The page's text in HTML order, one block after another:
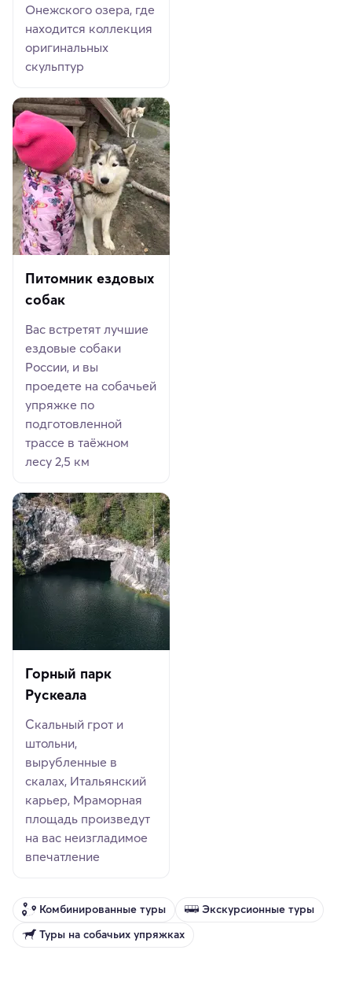
Онежского озера, где
находится коллекция
оригинальных
скульптур
Питомник ездовых
собак
Вас встретят лучшие
ездовые собаки
России, и вы
проедете на собачьей
упряжке по
подготовленной
трассе в таёжном
лесу 2,5 км
Горный парк
Рускеала
Скальный грот и
штольни,
вырубленные в
скалах, Итальянский
карьер, Мраморная
площадь произведут
на вас неизгладимое
впечатление
Комбинированные туры
Экскурсионные туры
Туры на собачьих упряжках